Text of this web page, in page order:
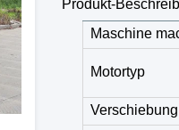
Produkt-
Maschine
Motortyp
Verschiebung